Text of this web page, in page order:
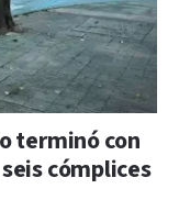
terminó con
cómplices